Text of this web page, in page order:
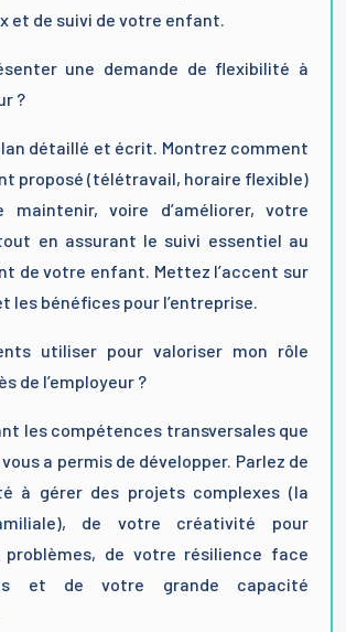
et de suivi de votre enfant.
une demande de flexibilité à
?
détaillé et écrit. Montrez comment
proposé (télétravail, horaire flexible)
maintenir, voire d’améliorer, votre
en assurant le suivi essentiel au
de votre enfant. Mettez l’accent sur
les bénéfices pour l’entreprise.
utiliser pour valoriser mon rôle
de l’employeur ?
les compétences transversales que
a permis de développer. Parlez de
à gérer des projets complexes (la
de votre créativité pour
problèmes, de votre résilience face
et de votre grande capacité